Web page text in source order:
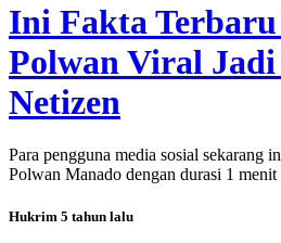
Ini Fakta Terbaru
Polwan Viral
Netizen
Para pengguna media sosial sekarang
Polwan Manado dengan durasi 1
Hukrim 5 tahun lalu